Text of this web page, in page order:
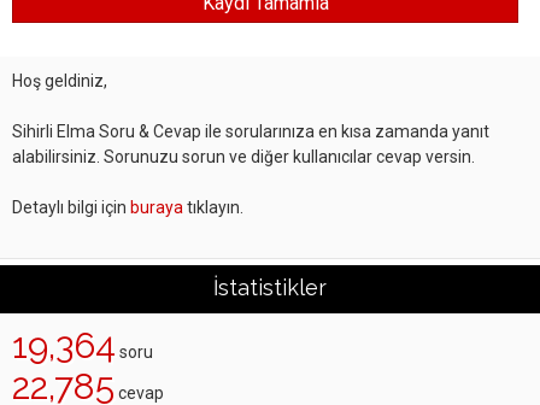
Hoş geldiniz,
Sihirli Elma Soru & Cevap ile sorularınıza en kısa zamanda yanıt
alabilirsiniz. Sorunuzu sorun ve diğer kullanıcılar cevap versin.
Detaylı bilgi için buraya tıklayın.
İstatistikler
19,364 soru
22,785 cevap